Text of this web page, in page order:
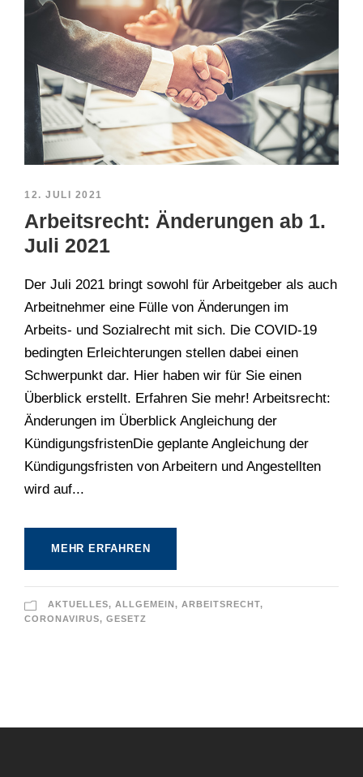
12. JULI 2021
Arbeitsrecht: Änderungen ab 1.
Juli 2021
Der Juli 2021 bringt sowohl für Arbeitgeber als auch
Arbeitnehmer eine Fülle von Änderungen im
Arbeits- und Sozialrecht mit sich. Die COVID-19
bedingten Erleichterungen stellen dabei einen
Schwerpunkt dar. Hier haben wir für Sie einen
Überblick erstellt. Erfahren Sie mehr! Arbeitsrecht:
Änderungen im Überblick Angleichung der
KündigungsfristenDie geplante Angleichung der
Kündigungsfristen von Arbeitern und Angestellten
wird auf...
MEHR ERFAHREN
AKTUELLES, ALLGEMEIN , ARBEITSRECHT,
CORONAVIRUS, GESETZ